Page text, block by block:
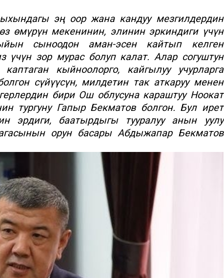
эң оор жана кандуу мезгилдердин
өмүрүн мекенинин, элинин эркиндиги үчүн
сыноодон аман-эсен кайтып келген
үчүн зор мурас болуп калат. Алар согуштун
кыйноолорго, кайгылуу учурларга
сүйүүсүн, милдетин так аткаруу менен
бири Ош облусуна караштуу Ноокат
тургуну Гапыр Бекматов болгон. Бул ирет
эрдиги, баатырдыгы тууралуу анын уулу
орун басары Абдыжапар Бекматов